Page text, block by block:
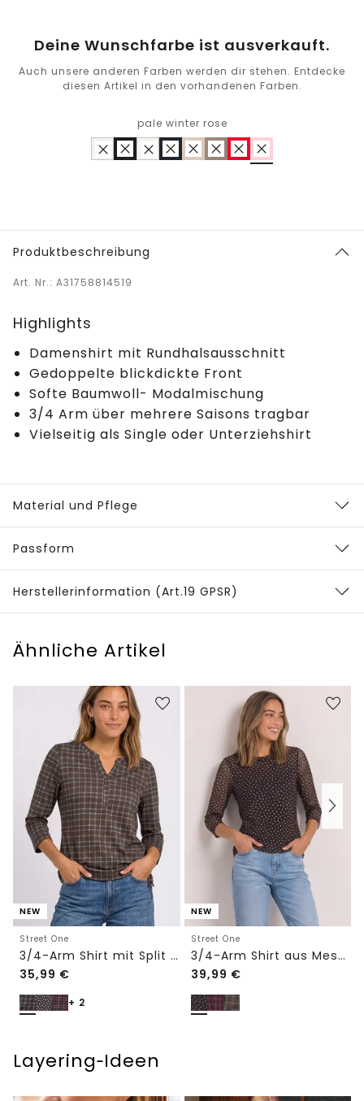
Deine Wunschfarbe ist ausverkauft.
Auch unsere anderen Farben werden dir stehen. Entdecke
diesen Artikel in den vorhandenen Farben.
pale winter rose
Produktbeschreibung
Art. Nr.: A31758814519
Highlights
Damenshirt mit Rundhalsausschnitt
Gedoppelte blickdickte Front
Softe Baumwoll- Modalmischung
3/4 Arm über mehrere Saisons tragbar
Vielseitig als Single oder Unterziehshirt
Material und Pflege
Passform
Herstellerinformation (Art.19 GPSR)
Ähnliche Artikel
NEW
Street One
3/4-Arm Shirt mit Split Neck und Print
35,99 €
+ 2
NEW
Street One
3/4-Arm Shirt aus Mesh mit Print
39,99 €
Layering‑Ideen